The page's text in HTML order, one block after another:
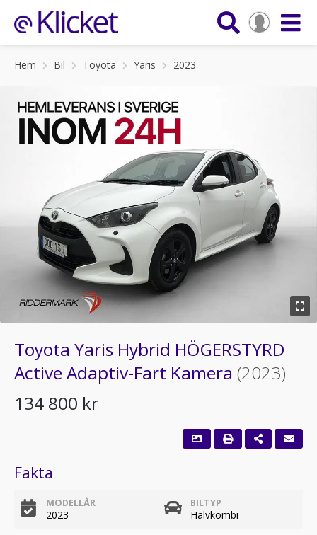
Hem Bil Toyota Yaris 2023
Toyota Yaris Hybrid HÖGERSTYRD
Active Adaptiv-Fart Kamera (2023)
134 800 kr
Fakta
MODELLÅR
2023
BILTYP
Halvkombi